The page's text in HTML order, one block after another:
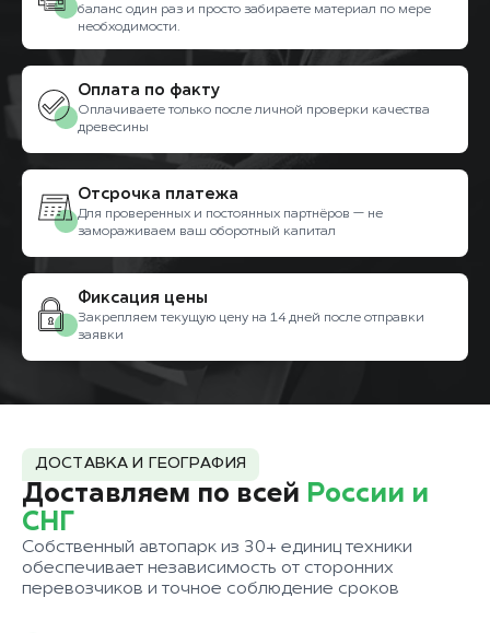
баланс один раз и просто забираете материал по мере
необходимости.
Оплата по факту
Оплачиваете только после личной проверки качества
древесины
Отсрочка платежа
Для проверенных и постоянных партнёров — не
замораживаем ваш оборотный капитал
Фиксация цены
Закрепляем текущую цену на 14 дней после отправки
заявки
ДОСТАВКА И ГЕОГРАФИЯ
Доставляем по всей России и
СНГ
Собственный автопарк из 30+ единиц техники
обеспечивает независимость от сторонних
перевозчиков и точное соблюдение сроков